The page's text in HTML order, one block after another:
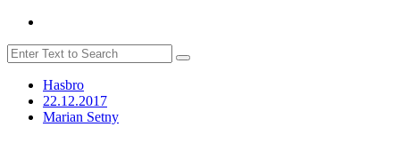
Hasbro
22.12.2017
Marian Setny